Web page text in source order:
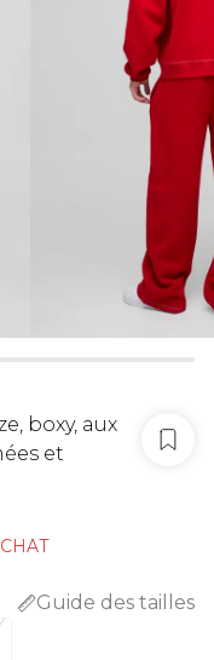
boxy, aux
et
Guide des tailles